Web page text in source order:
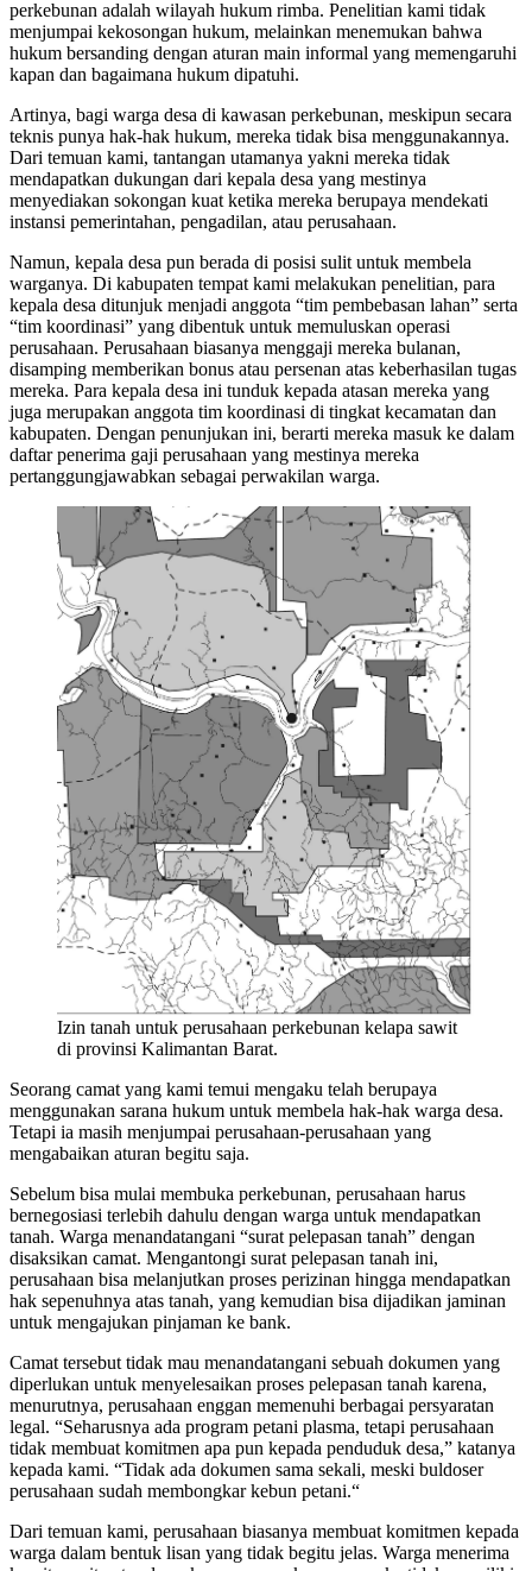
perkebunan adalah wilayah hukum rimba. Penelitian kami tidak
menjumpai kekosongan hukum, melainkan menemukan bahwa
hukum bersanding dengan aturan main informal yang memengaruhi
kapan dan bagaimana hukum dipatuhi.
Artinya, bagi warga desa di kawasan perkebunan, meskipun secara
teknis punya hak-hak hukum, mereka tidak bisa menggunakannya.
Dari temuan kami, tantangan utamanya yakni mereka tidak
mendapatkan dukungan dari kepala desa yang mestinya
menyediakan sokongan kuat ketika mereka berupaya mendekati
instansi pemerintahan, pengadilan, atau perusahaan.
Namun, kepala desa pun berada di posisi sulit untuk membela
warganya. Di kabupaten tempat kami melakukan penelitian, para
kepala desa ditunjuk menjadi anggota “tim pembebasan lahan” serta
“tim koordinasi” yang dibentuk untuk memuluskan operasi
perusahaan. Perusahaan biasanya menggaji mereka bulanan,
disamping memberikan bonus atau persenan atas keberhasilan tugas
mereka. Para kepala desa ini tunduk kepada atasan mereka yang
juga merupakan anggota tim koordinasi di tingkat kecamatan dan
kabupaten. Dengan penunjukan ini, berarti mereka masuk ke dalam
daftar penerima gaji perusahaan yang mestinya mereka
pertanggungjawabkan sebagai perwakilan warga.
Izin tanah untuk perusahaan perkebunan kelapa sawit
di provinsi Kalimantan Barat.
Seorang camat yang kami temui mengaku telah berupaya
menggunakan sarana hukum untuk membela hak-hak warga desa.
Tetapi ia masih menjumpai perusahaan-perusahaan yang
mengabaikan aturan begitu saja.
Sebelum bisa mulai membuka perkebunan, perusahaan harus
bernegosiasi terlebih dahulu dengan warga untuk mendapatkan
tanah. Warga menandatangani “surat pelepasan tanah” dengan
disaksikan camat. Mengantongi surat pelepasan tanah ini,
perusahaan bisa melanjutkan proses perizinan hingga mendapatkan
hak sepenuhnya atas tanah, yang kemudian bisa dijadikan jaminan
untuk mengajukan pinjaman ke bank.
Camat tersebut tidak mau menandatangani sebuah dokumen yang
diperlukan untuk menyelesaikan proses pelepasan tanah karena,
menurutnya, perusahaan enggan memenuhi berbagai persyaratan
legal. “Seharusnya ada program petani plasma, tetapi perusahaan
tidak membuat komitmen apa pun kepada penduduk desa,” katanya
kepada kami. “Tidak ada dokumen sama sekali, meski buldoser
perusahaan sudah membongkar kebun petani.“
Dari temuan kami, perusahaan biasanya membuat komitmen kepada
warga dalam bentuk lisan yang tidak begitu jelas. Warga menerima